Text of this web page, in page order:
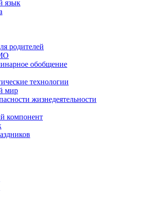
язык
родителей
обобщение
технологии
мир
жизнедеятельности
компонент